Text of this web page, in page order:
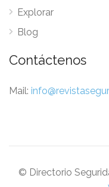
Explorar
Blog
Contáctenos
Mail:
© Directorio